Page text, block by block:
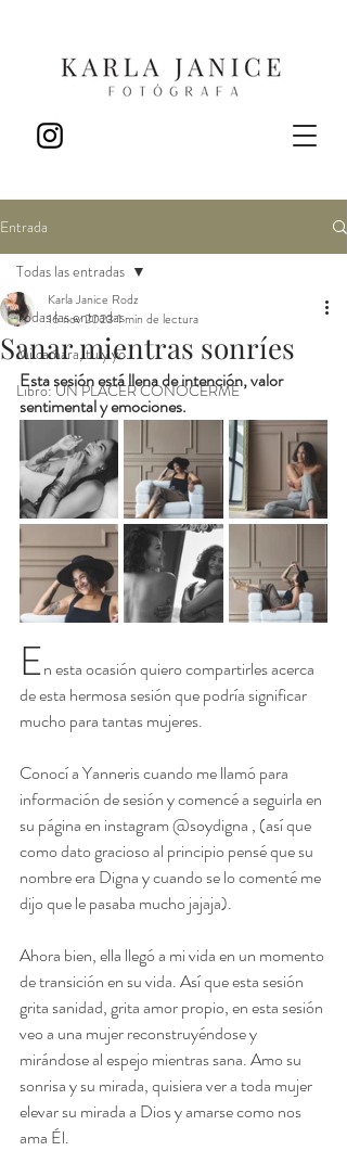
Entrada
Todas las entradas
Mi camara, tu y yo...
Libro: UN PLACER CONOCERME
Todas las entradas
Sanar mientras sonríes
Karla Janice Rodz
16 nov 20231 min de lectura
Esta sesión está llena de intención, valor
sentimental y emociones.
En esta ocasión quiero compartirles acerca
de esta hermosa sesión que podría significar
mucho para tantas mujeres.
Conocí a Yanneris cuando me llamó para
información de sesión y comencé a seguirla en
su página en instagram @soydigna , (así que
como dato gracioso al principio pensé que su
nombre era Digna y cuando se lo comenté me
dijo que le pasaba mucho jajaja).
Ahora bien, ella llegó a mi vida en un momento
de transición en su vida. Así que esta sesión
grita sanidad, grita amor propio, en esta sesión
veo a una mujer reconstruyéndose y
mirándose al espejo mientras sana. Amo su
sonrisa y su mirada, quisiera ver a toda mujer
elevar su mirada a Dios y amarse como nos
ama Él.